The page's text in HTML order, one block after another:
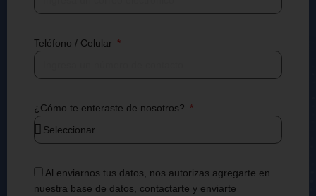
Teléfono / Celular
¿Cómo te enteraste de nosotros?
Al enviarnos tus datos, nos autorizas agregarte en
nuestra base de datos, contactarte y enviarte